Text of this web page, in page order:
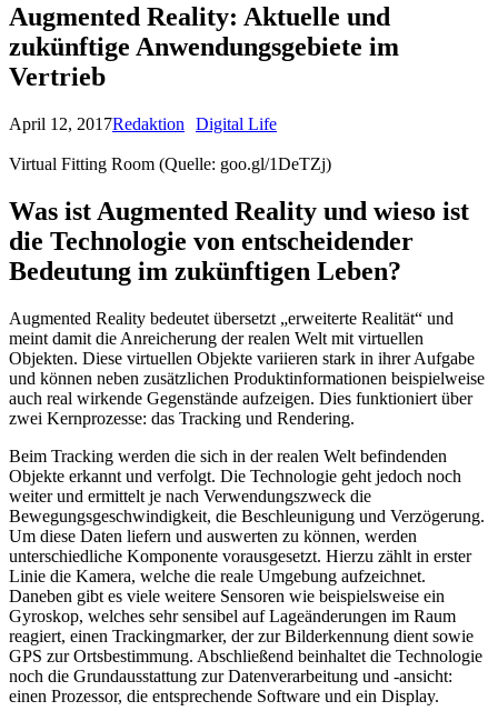
Augmented Reality: Aktuelle und
zukünftige Anwendungsgebiete im
Vertrieb
April 12, 2017Redaktion Digital Life
Virtual Fitting Room (Quelle: goo.gl/1DeTZj)
Was ist Augmented Reality und wieso ist
die Technologie von entscheidender
Bedeutung im zukünftigen Leben?
Augmented Reality bedeutet übersetzt „erweiterte Realität“ und
meint damit die Anreicherung der realen Welt mit virtuellen
Objekten. Diese virtuellen Objekte variieren stark in ihrer Aufgabe
und können neben zusätzlichen Produktinformationen beispielweise
auch real wirkende Gegenstände aufzeigen. Dies funktioniert über
zwei Kernprozesse: das Tracking und Rendering.
Beim Tracking werden die sich in der realen Welt befindenden
Objekte erkannt und verfolgt. Die Technologie geht jedoch noch
weiter und ermittelt je nach Verwendungszweck die
Bewegungsgeschwindigkeit, die Beschleunigung und Verzögerung.
Um diese Daten liefern und auswerten zu können, werden
unterschiedliche Komponente vorausgesetzt. Hierzu zählt in erster
Linie die Kamera, welche die reale Umgebung aufzeichnet.
Daneben gibt es viele weitere Sensoren wie beispielsweise ein
Gyroskop, welches sehr sensibel auf Lageänderungen im Raum
reagiert, einen Trackingmarker, der zur Bilderkennung dient sowie
GPS zur Ortsbestimmung. Abschließend beinhaltet die Technologie
noch die Grundausstattung zur Datenverarbeitung und -ansicht:
einen Prozessor, die entsprechende Software und ein Display.